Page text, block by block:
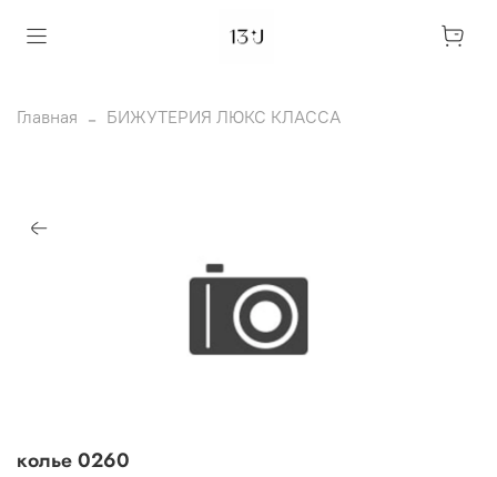
Главная БИЖУТЕРИЯ ЛЮКС КЛАССА
колье 0260